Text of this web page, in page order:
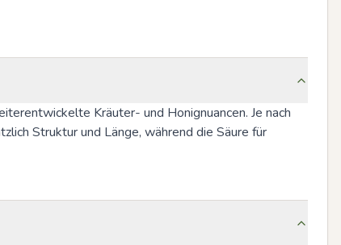
Kräuter- und Honignuancen. Je nach
Struktur und Länge, während die Säure für